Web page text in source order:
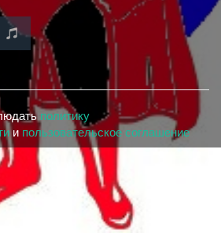
политику
и пользовательское соглашение